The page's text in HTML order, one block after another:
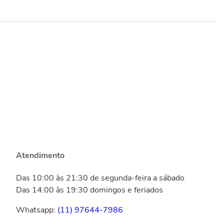
Atendimento
Das 10:00 às 21:30 de segunda-feira a sábado
Das 14:00 às 19:30 domingos e feriados
Whatsapp: (11) 97644-7986